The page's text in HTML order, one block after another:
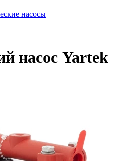
насосы
насос Yartek